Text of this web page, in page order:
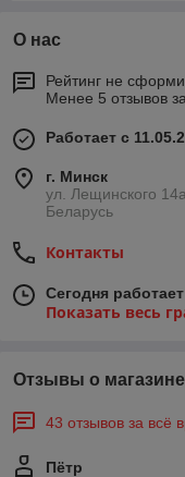
О нас
Рейтинг не
Менее 5 отзывов
Работает с
г. Минск
ул. Лещинского
Беларусь
Контакты
Сегодня
Показать весь
Отзывы о магазине
43 отзывов за всё
Пётр